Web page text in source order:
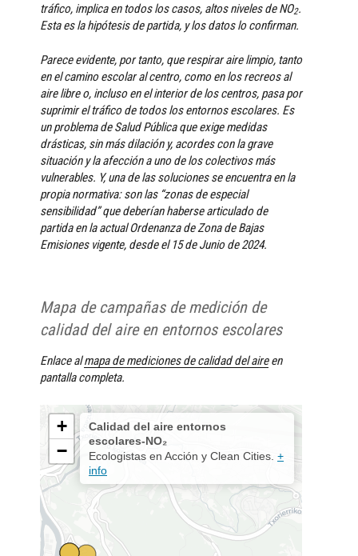
tráfico, implica en todos los casos, altos niveles de NO2.
Esta es la hipótesis de partida, y los datos lo confirman.
Parece evidente, por tanto, que respirar aire limpio, tanto
en el camino escolar al centro, como en los recreos al
aire libre o, incluso en el interior de los centros, pasa por
suprimir el tráfico de todos los entornos escolares. Es
un problema de Salud Pública que exige medidas
drásticas, sin más dilación y, acordes con la grave
situación y la afección a uno de los colectivos más
vulnerables. Y, una de las soluciones se encuentra en la
propia normativa: son las “zonas de especial
sensibilidad” que deberían haberse articulado de
partida en la actual Ordenanza de Zona de Bajas
Emisiones vigente, desde el 15 de Junio de 2024.
Mapa de campañas de medición de
calidad del aire en entornos escolares
Enlace almapa de mediciones de calidad del aireen
pantalla completa.